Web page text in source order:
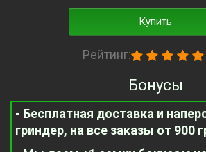
Купить
Рейтинг:
Бонусы
- Бесплатная доставка и
гриндер, на все заказы от 900